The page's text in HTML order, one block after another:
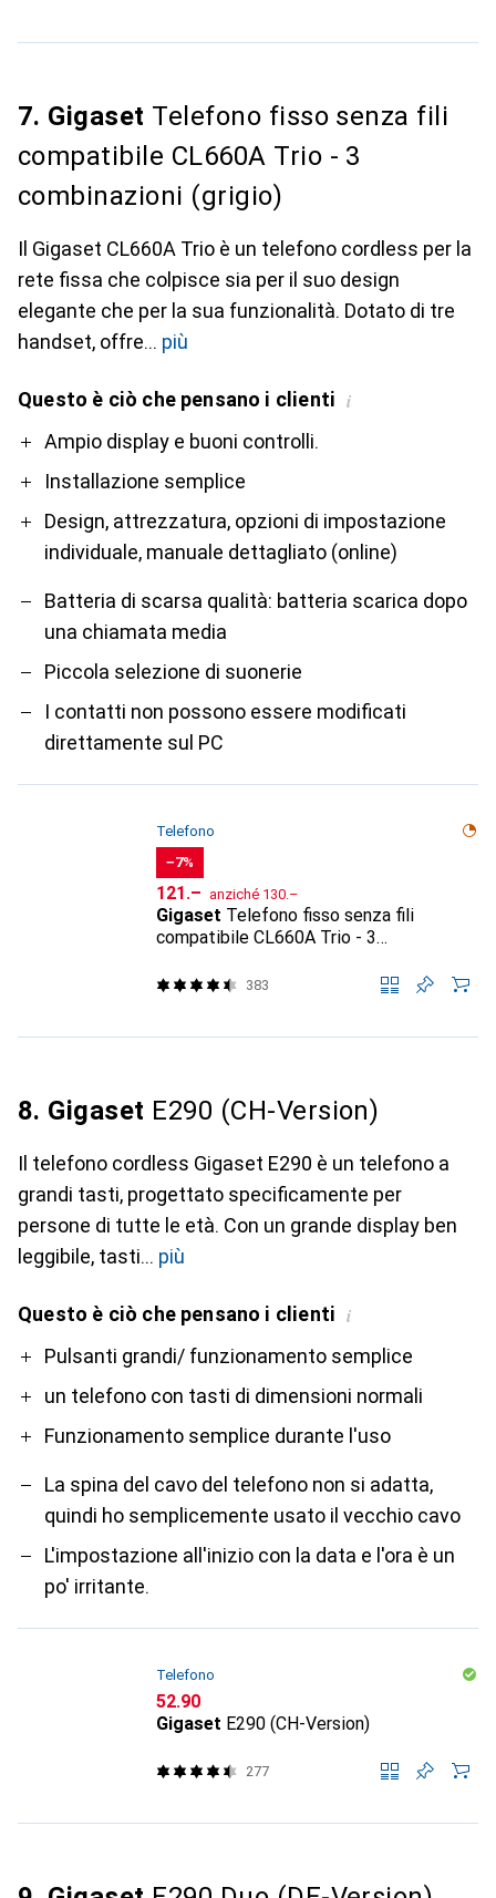
7. Gigaset Telefono fisso senza fili
compatibile CL660A Trio - 3
combinazioni (grigio)
Il Gigaset CL660A Trio è un telefono cordless per la
rete fissa che colpisce sia per il suo design
elegante che per la sua funzionalità. Dotato di tre
handset, offre
più
Questo è ciò che pensano i clienti i
ProAmpio display e buoni controlli.
Installazione semplice
Design, attrezzatura, opzioni di impostazione
individuale, manuale dettagliato (online)
Contro
Batteria di scarsa qualità: batteria scarica dopo
una chiamata media
Piccola selezione di suonerie
I contatti non possono essere modificati
direttamente sul PC
Telefono
−7%
CHF
121.– anziché CHF
130.–
Gigaset Telefono fisso senza fili
compatibile CL660A Trio - 3
383
8. Gigaset E290 (CH-Version)
Il telefono cordless Gigaset E290 è un telefono a
grandi tasti, progettato specificamente per
persone di tutte le età. Con un grande display ben
leggibile, tasti
più
Questo è ciò che pensano i clienti i
ProPulsanti grandi/ funzionamento semplice
un telefono con tasti di dimensioni normali
Funzionamento semplice durante l'uso
Contro
La spina del cavo del telefono non si adatta,
quindi ho semplicemente usato il vecchio cavo
L'impostazione all'inizio con la data e l'ora è un
po' irritante.
Telefono
CHF
52.90
Gigaset E290 (CH-Version)
277